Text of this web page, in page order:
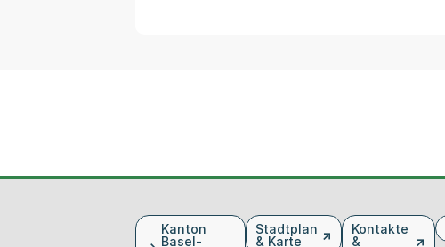
Kanton
Basel-
Stadtplan
& Karte
Kontakte
&